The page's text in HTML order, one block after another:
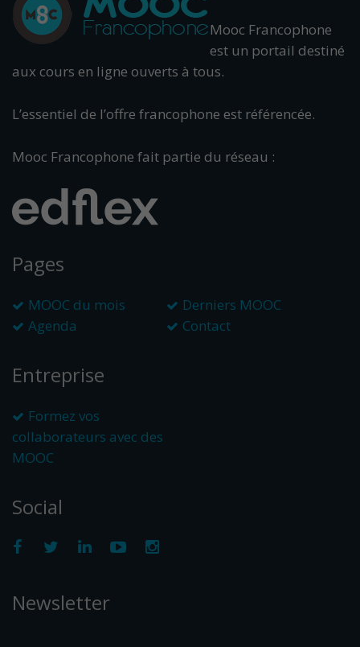
Mooc Francophone
est un portail destiné
aux cours en ligne ouverts à tous.
L’essentiel de l’offre francophone est référencée.
Mooc Francophone fait partie du réseau :
Pages
MOOC du mois
Derniers MOOC
Agenda
Contact
Entreprise
Formez vos
collaborateurs avec des
MOOC
Social
Newsletter